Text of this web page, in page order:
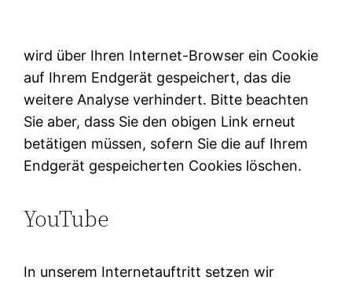
wird über Ihren Internet-Browser ein Cookie
auf Ihrem Endgerät gespeichert, das die
weitere Analyse verhindert. Bitte beachten
Sie aber, dass Sie den obigen Link erneut
betätigen müssen, sofern Sie die auf Ihrem
Endgerät gespeicherten Cookies löschen.
YouTube
In unserem Internetauftritt setzen wir